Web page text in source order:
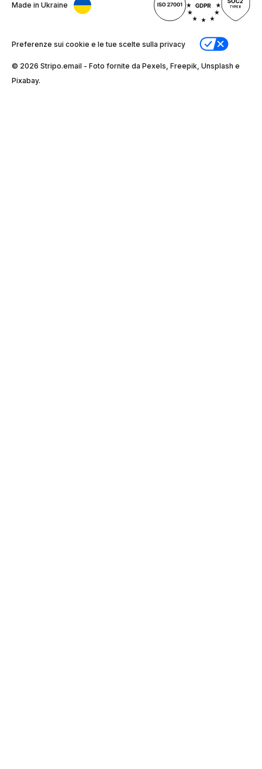
Made in Ukraine
Preferenze sui cookie e le tue scelte sulla privacy
© 2026 Stripо.email - Foto fornite da Pexels, Freepik, Unsplash e
Pixabay.